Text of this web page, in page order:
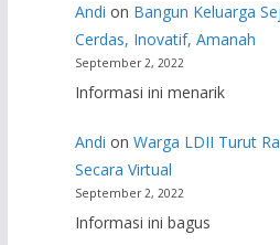
Andi on Bangun Keluarga
Cerdas, Inovatif, Amanah
September 2, 2022
Informasi ini menarik
Andi onWarga LDII Turut
Secara Virtual
September 2, 2022
Informasi ini bagus